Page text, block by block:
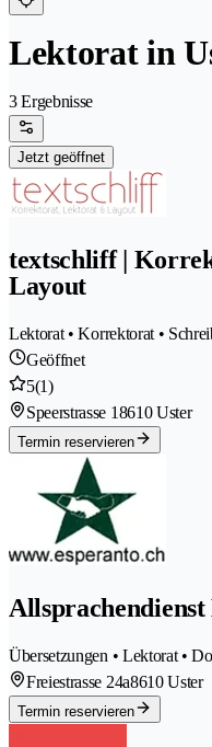
Lektorat in
3 Ergebnisse
Jetzt geöffnet
textschliff |
Layout
Lektorat • Korrektorat •
Geöffnet
5(1)
Speerstrasse 18610 Uster
Termin reservieren
Übersetzungen • Lektorat •
Freiestrasse 24a8610 Uster
Termin reservieren